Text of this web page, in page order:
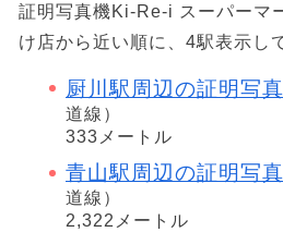
証明写真機Ki-Re-i スーパーマ
け店から近い順に、4駅表示し
厨川駅周辺の証明写
道線）
333メートル
青山駅周辺の証明写
道線）
2,322メートル